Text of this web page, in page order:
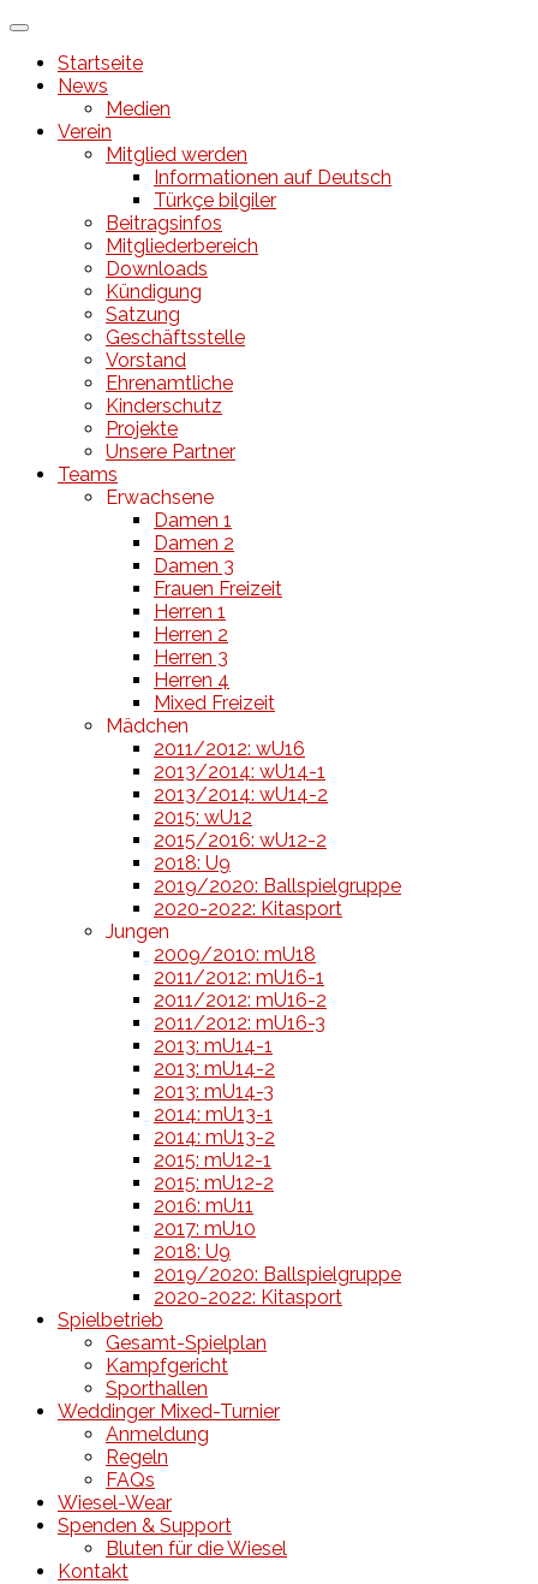
↓
zentralen
Inhalt
Startseite
News
Medien
Verein
Mitglied werden
Informationen auf Deutsch
Türkçe bilgiler
Beitragsinfos
Mitgliederbereich
Downloads
Kündigung
Satzung
Geschäftsstelle
Vorstand
Ehrenamtliche
Kinderschutz
Projekte
Unsere Partner
Teams
Erwachsene
Damen 1
Damen 2
Damen 3
Frauen Freizeit
Herren 1
Herren 2
Herren 3
Herren 4
Mixed Freizeit
Mädchen
2011/2012: wU16
2013/2014: wU14-1
2013/2014: wU14-2
2015: wU12
2015/2016: wU12-2
2018: U9
2019/2020: Ballspielgruppe
2020-2022: Kitasport
Jungen
2009/2010: mU18
2011/2012: mU16-1
2011/2012: mU16-2
2011/2012: mU16-3
2013: mU14-1
2013: mU14-2
2013: mU14-3
2014: mU13-1
2014: mU13-2
2015: mU12-1
2015: mU12-2
2016: mU11
2017: mU10
2018: U9
2019/2020: Ballspielgruppe
2020-2022: Kitasport
Spielbetrieb
Gesamt-Spielplan
Kampfgericht
Sporthallen
Weddinger Mixed-Turnier
Anmeldung
Regeln
FAQs
Wiesel-Wear
Spenden & Support
Bluten für die Wiesel
Kontakt